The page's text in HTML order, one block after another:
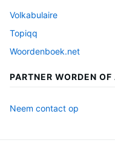
Volkabulaire
Topiqq
Woordenboek.net
PARTNER WORDEN
Neem contact op